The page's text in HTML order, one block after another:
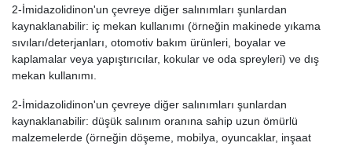
2-İmidazolidinon'un çevreye diğer salınımları şunlardan
kaynaklanabilir: iç mekan kullanımı (örneğin makinede yıkama
sıvıları/deterjanları, otomotiv bakım ürünleri, boyalar ve
kaplamalar veya yapıştırıcılar, kokular ve oda spreyleri) ve dış
mekan kullanımı.
2-İmidazolidinon'un çevreye diğer salınımları şunlardan
kaynaklanabilir: düşük salınım oranına sahip uzun ömürlü
malzemelerde (örneğin döşeme, mobilya, oyuncaklar, inşaat